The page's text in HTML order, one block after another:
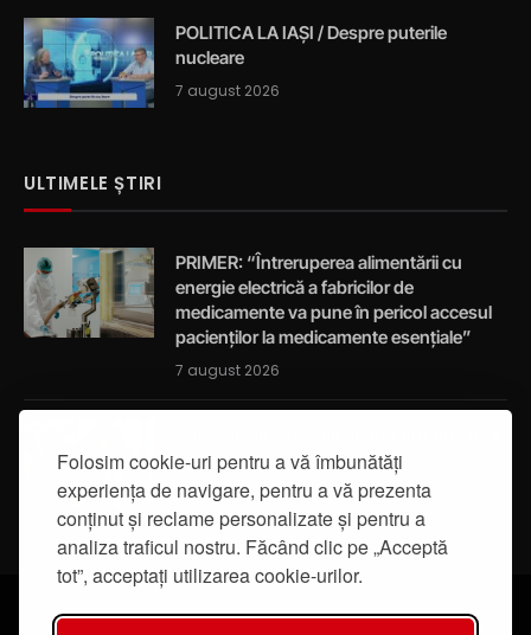
Folosim cookie-uri pentru a vă îmbunătăți
experiența de navigare, pentru a vă prezenta
conținut și reclame personalizate și pentru a
analiza traficul nostru. Făcând clic pe „Acceptă
tot”, acceptați utilizarea cookie-urilor.
POLITICA LA IAȘI / Despre puterile
nucleare
7 august 2026
ULTIMELE ȘTIRI
PRIMER: “Întreruperea alimentării cu
energie electrică a fabricilor de
medicamente va pune în pericol accesul
pacienților la medicamente esențiale”
7 august 2026
integrității
7 august 2026